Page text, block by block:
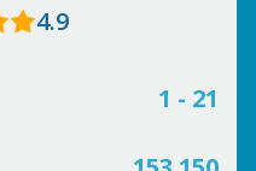
4.9
1 - 21